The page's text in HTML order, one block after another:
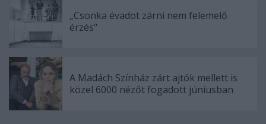
„Csonka évadot zárni nem felemelő
érzés"
A Madách Színház zárt ajtók mellett is
közel 6000 nézőt fogadott júniusban